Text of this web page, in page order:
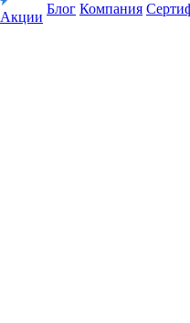
Акции
Блог Компания